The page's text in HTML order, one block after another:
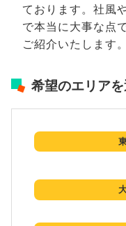
ております。社風
で本当に大事な点
ご紹介いたします。
希望のエリア